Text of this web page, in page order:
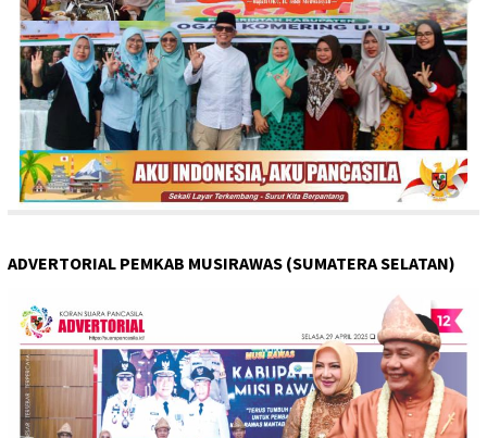
ADVERTORIAL PEMKAB MUSIRAWAS (SUMATERA SELATAN)